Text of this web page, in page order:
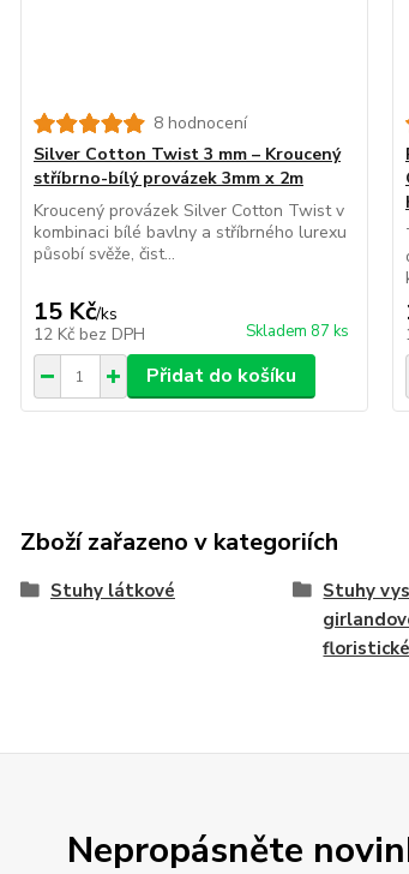
8 hodnocení
Silver Cotton Twist 3 mm – Kroucený
stříbrno-bílý provázek 3mm x 2m
Kroucený provázek Silver Cotton Twist v
kombinaci bílé bavlny a stříbrného lurexu
působí svěže, čist...
15 Kč/ks
12 Kč bez DPH Skladem 87 ks
Přidat do košíku
Zboží zařazeno v kategoriích
Stuhy látkové
Stuhy
floristické
Nepropásněte